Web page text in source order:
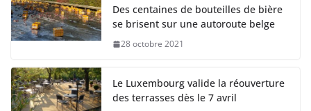
Des centaines de bouteilles de bière
se brisent sur une autoroute belge
28 octobre 2021
Le Luxembourg valide la réouverture
des terrasses dès le 7 avril